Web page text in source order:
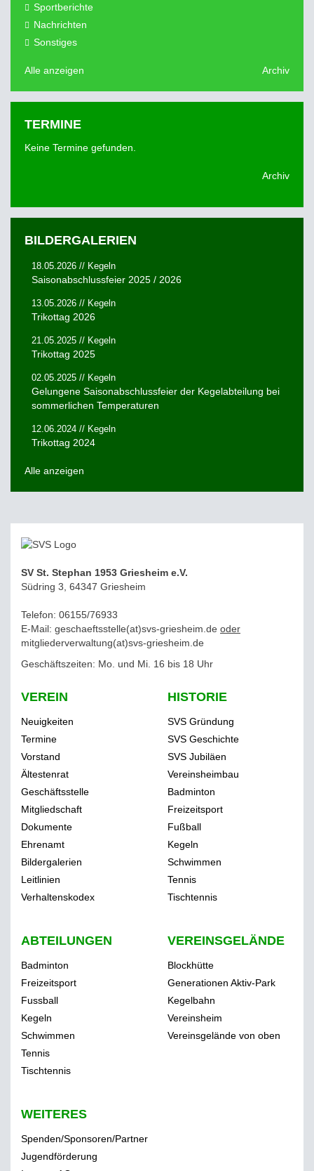
Sportberichte
Nachrichten
Sonstiges
Alle anzeigen Archiv
TERMINE
Keine Termine gefunden.
Archiv
BILDERGALERIEN
18.05.2026 // Kegeln
Saisonabschlussfeier 2025 / 2026
13.05.2026 // Kegeln
Trikottag 2026
21.05.2025 // Kegeln
Trikottag 2025
02.05.2025 // Kegeln
Gelungene Saisonabschlussfeier der Kegelabteilung bei
sommerlichen Temperaturen
12.06.2024 // Kegeln
Trikottag 2024
Alle anzeigen
SV St. Stephan 1953 Griesheim e.V.
Südring 3, 64347 Griesheim
Telefon: 06155/76933
E-Mail: geschaeftsstelle(at)svs-griesheim.de oder
mitgliederverwaltung(at)svs-griesheim.de
Geschäftszeiten: Mo. und Mi. 16 bis 18 Uhr
VEREIN
Neuigkeiten
Termine
Vorstand
Ältestenrat
Geschäftsstelle
Mitgliedschaft
Dokumente
Ehrenamt
Bildergalerien
Leitlinien
Verhaltenskodex
HISTORIE
SVS Gründung
SVS Geschichte
SVS Jubiläen
Vereinsheimbau
Badminton
Freizeitsport
Fußball
Kegeln
Schwimmen
Tennis
Tischtennis
ABTEILUNGEN
Badminton
Freizeitsport
Fussball
Kegeln
Schwimmen
Tennis
Tischtennis
VEREINSGELÄNDE
Blockhütte
Generationen Aktiv-Park
Kegelbahn
Vereinsheim
Vereinsgelände von oben
WEITERES
Spenden/Sponsoren/Partner
Jugendförderung